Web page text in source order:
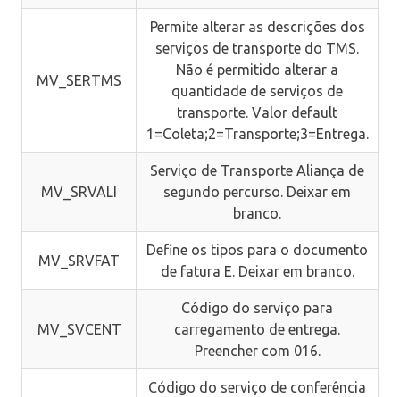
MV_SERTMS
Permite alterar as descrições dos
serviços de transporte do TMS.
Não é permitido alterar a
quantidade de serviços de
transporte. Valor default
1=Coleta;2=Transporte;3=Entrega.
MV_SRVALI
Serviço de Transporte Aliança de
segundo percurso. Deixar em
branco.
MV_SRVFAT
Define os tipos para o documento
de fatura E. Deixar em branco.
MV_SVCENT
Código do serviço para
carregamento de entrega.
Preencher com 016.
Código do serviço de conferência